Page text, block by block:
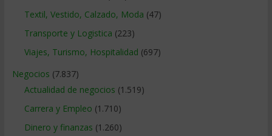
Textil, Vestido, Calzado, Moda (47)
Transporte y Logistica (223)
Viajes, Turismo, Hospitalidad (697)
Negocios (7.837)
Actualidad de negocios (1.519)
Carrera y Empleo (1.710)
Dinero y finanzas (1.260)